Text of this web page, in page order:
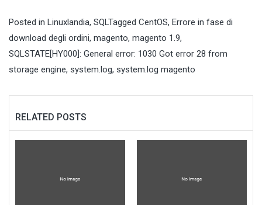
Posted in Linuxlandia, SQLTagged CentOS, Errore in fase di
download degli ordini, magento, magento 1.9,
SQLSTATE[HY000]: General error: 1030 Got error 28 from
storage engine, system.log, system.log magento
RELATED POSTS